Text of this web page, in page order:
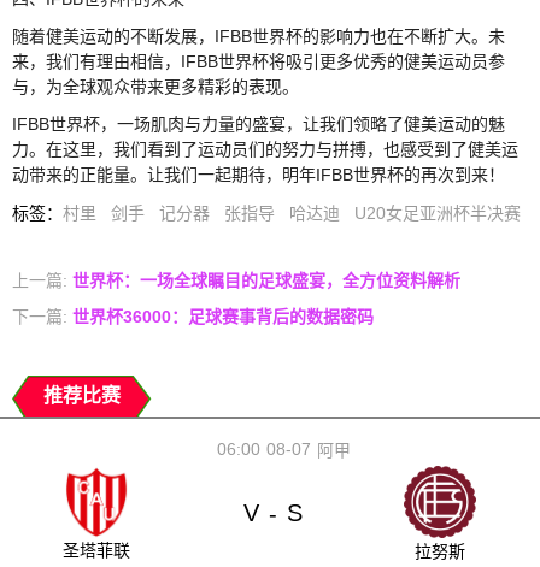
随着健美运动的不断发展，IFBB世界杯的影响力也在不断扩大。未
来，我们有理由相信，IFBB世界杯将吸引更多优秀的健美运动员参
与，为全球观众带来更多精彩的表现。
IFBB世界杯，一场肌肉与力量的盛宴，让我们领略了健美运动的魅
力。在这里，我们看到了运动员们的努力与拼搏，也感受到了健美运
动带来的正能量。让我们一起期待，明年IFBB世界杯的再次到来！
标签： 村里 剑手 记分器 张指导 哈达迪 U20女足亚洲杯半决赛
上一篇: 世界杯：一场全球瞩目的足球盛宴，全方位资料解析
下一篇: 世界杯36000：足球赛事背后的数据密码
推荐比赛
08-07
06:00 阿甲
圣塔菲联
V - S
拉努斯